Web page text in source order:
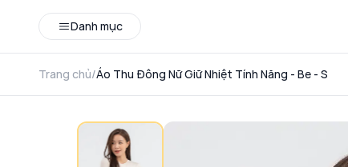
Danh mục
Trang chủ/Áo Thu Đông Nữ Giữ Nhiệt Tính Năng - Be - S